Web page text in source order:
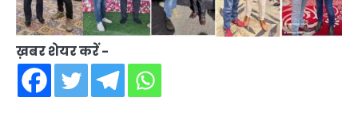
ख़बर शेयर करें -